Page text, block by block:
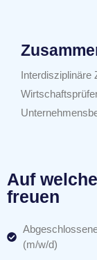
Interdisziplinäre
Auf
freuen
(m/w/d)